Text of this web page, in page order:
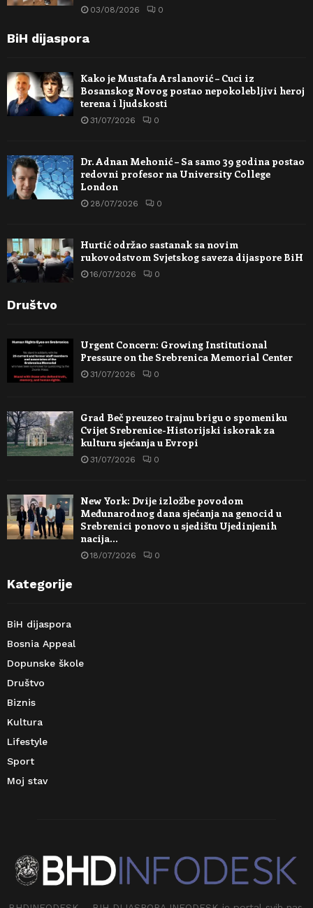
03/08/2026 0
BiH dijaspora
Kako je Mustafa Arslanović – Cuci iz
Bosanskog Novog postao nepokolebljivi heroj
terena i ljudskosti
31/07/2026 0
Dr. Adnan Mehonić – Sa samo 39 godina postao
redovni profesor na University College
London
28/07/2026 0
Hurtić održao sastanak sa novim
rukovodstvom Svjetskog saveza dijaspore BiH
16/07/2026 0
Društvo
Urgent Concern: Growing Institutional
Pressure on the Srebrenica Memorial Center
31/07/2026 0
Grad Beč preuzeo trajnu brigu o spomeniku
Cvijet Srebrenice-Historijski iskorak za
kulturu sjećanja u Evropi
31/07/2026 0
New York: Dvije izložbe povodom
Međunarodnog dana sjećanja na genocid u
Srebrenici ponovo u sjedištu Ujedinjenih
nacija…
18/07/2026 0
Kategorije
BiH dijaspora
Bosnia Appeal
Dopunske škole
Društvo
Biznis
Kultura
Lifestyle
Sport
Moj stav